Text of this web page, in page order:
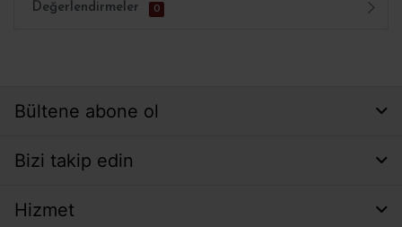
Değerlendirmeler 0
Bültene abone ol
Bizi takip edin
Hizmet